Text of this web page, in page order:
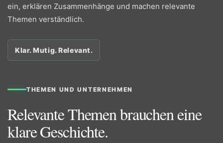
ein, erklären Zusammenhänge und machen relevante
Themen verständlich.
Klar. Mutig. Relevant.
THEMEN UND UNTERNEHMEN
Relevante Themen brauchen eine
klare Geschichte.